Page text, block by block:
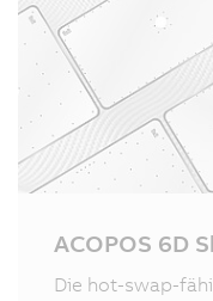
ACOPOS 6D
Die hot-swap-